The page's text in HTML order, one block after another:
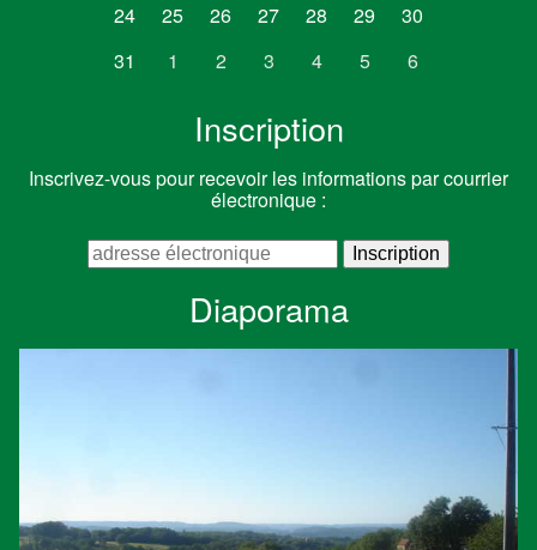
24
25 26 27 28 29
30
31
1 2 3 4 5 6
Inscription
Inscrivez-vous pour recevoir les informations par courrier
électronique :
Diaporama